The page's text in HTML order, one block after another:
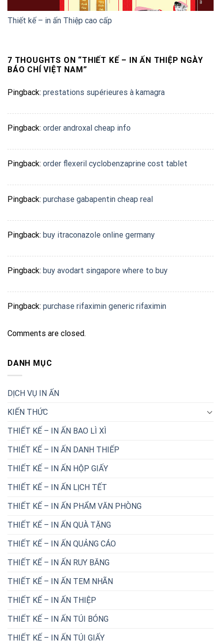
Thiết kế – in ấn Thiệp cao cấp
7 THOUGHTS ON “THIẾT KẾ – IN ẤN THIỆP NGÀY
BÁO CHÍ VIỆT NAM ”
Pingback: prestations supérieures à kamagra
Pingback: order androxal cheap info
Pingback: order flexeril cyclobenzaprine cost tablet
Pingback: purchase gabapentin cheap real
Pingback: buy itraconazole online germany
Pingback: buy avodart singapore where to buy
Pingback: purchase rifaximin generic rifaximin
Comments are closed.
DANH MỤC
DỊCH VỤ IN ẤN
KIẾN THỨC
THIẾT KẾ – IN ẤN BAO LÌ XÌ
THIẾT KẾ – IN ẤN DANH THIẾP
THIẾT KẾ – IN ẤN HỘP GIẤY
THIẾT KẾ – IN ẤN LỊCH TẾT
THIẾT KẾ – IN ẤN PHẨM VĂN PHÒNG
THIẾT KẾ – IN ẤN QUÀ TẶNG
THIẾT KẾ – IN ẤN QUẢNG CÁO
THIẾT KẾ – IN ẤN RUY BĂNG
THIẾT KẾ – IN ẤN TEM NHÃN
THIẾT KẾ – IN ẤN THIỆP
THIẾT KẾ – IN ẤN TÚI BÓNG
THIẾT KẾ – IN ẤN TÚI GIẤY